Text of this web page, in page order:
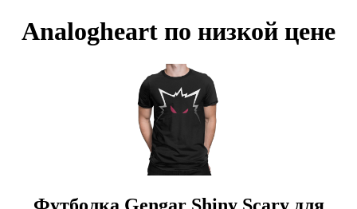
Analogheart по низкой цене
Футболка Gengar Shiny Scary для